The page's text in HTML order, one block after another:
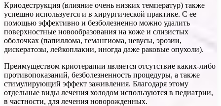
Криодеструкция (влияние очень низких температур) также
успешно используется и в хирургической практике. С ее
помощью эффективно и безболезненно можно удалить
поверхностные новообразования на коже и слизистых
оболочках (папиллома, гемангиома, невусы, эрозии,
дискератозы, лейкоплакии, иногда даже раковые опухоли).
Преимуществом криотерапии является отсутствие каких-либо
противопоказаний, безболезненность процедуры, а также
стимулирующий эффект заживления. Благодаря этому
отдельные виды лечения холодом используются в педиатрии,
в частности, для лечения новорожденных.